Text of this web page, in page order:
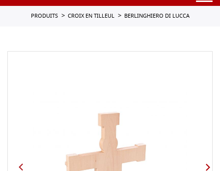
PRODUITS CROIX EN TILLEUL BERLINGHIERO DI LUCCA